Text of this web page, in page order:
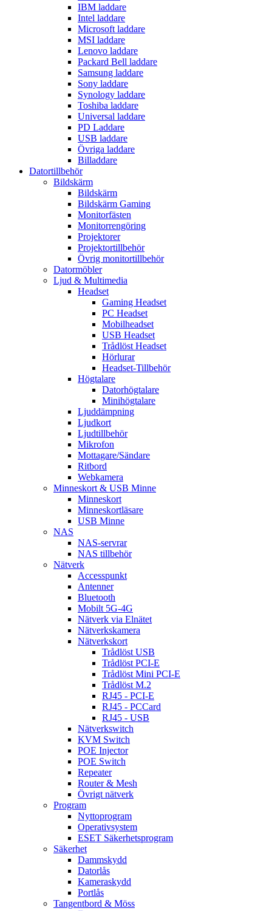
IBM laddare
Intel laddare
Microsoft laddare
MSI laddare
Lenovo laddare
Packard Bell laddare
Samsung laddare
Sony laddare
Synology laddare
Toshiba laddare
Universal laddare
PD Laddare
USB laddare
Övriga laddare
Billaddare
Datortillbehör
Bildskärm
Bildskärm
Bildskärm Gaming
Monitorfästen
Monitorrengöring
Projektorer
Projektortillbehör
Övrig monitortillbehör
Datormöbler
Ljud & Multimedia
Headset
Gaming Headset
PC Headset
Mobilheadset
USB Headset
Trådlöst Headset
Hörlurar
Headset-Tillbehör
Högtalare
Datorhögtalare
Minihögtalare
Ljuddämpning
Ljudkort
Ljudtillbehör
Mikrofon
Mottagare/Sändare
Ritbord
Webkamera
Minneskort & USB Minne
Minneskort
Minneskortläsare
USB Minne
NAS
NAS-servrar
NAS tillbehör
Nätverk
Accesspunkt
Antenner
Bluetooth
Mobilt 5G-4G
Nätverk via Elnätet
Nätverkskamera
Nätverkskort
Trådlöst USB
Trådlöst PCI-E
Trådlöst Mini PCI-E
Trådlöst M.2
RJ45 - PCI-E
RJ45 - PCCard
RJ45 - USB
Nätverkswitch
KVM Switch
POE Injector
POE Switch
Repeater
Router & Mesh
Övrigt nätverk
Program
Nyttoprogram
Operativsystem
ESET Säkerhetsprogram
Säkerhet
Dammskydd
Datorlås
Kameraskydd
Portlås
Tangentbord & Möss